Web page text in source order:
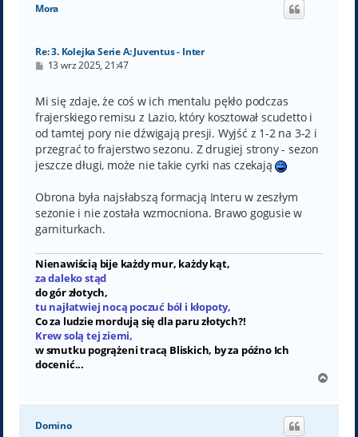
Mora
Re: 3. Kolejka Serie A: Juventus - Inter
P
t
13 wrz 2025, 21:47
Mi się zdaje, że coś w ich mentalu pękło podczas
frajerskiego remisu z Lazio, który kosztował scudetto i
od tamtej pory nie dźwigają presji. Wyjść z 1-2 na 3-2 i
przegrać to frajerstwo sezonu. Z drugiej strony - sezon
jeszcze długi, może nie takie cyrki nas czekają
Obrona była najsłabszą formacją Interu w zeszłym
sezonie i nie została wzmocniona. Brawo gogusie w
garniturkach.
Nienawiścią bije każdy mur, każdy kąt,
za daleko stąd
do gór złotych,
tu najłatwiej nocą poczuć ból i kłopoty,
Co za ludzie mordują się dla paru złotych?!
Krew solą tej ziemi,
w smutku pogrążeni tracą Bliskich, by za późno Ich
docenić...
g
Domino